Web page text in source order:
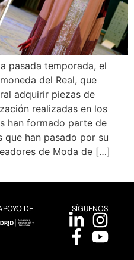
pasada temporada, el
del Real, que
adquirir piezas de
realizadas en los
han formado parte de
que han pasado por su
de Moda de […]
DE SÍGUENOS